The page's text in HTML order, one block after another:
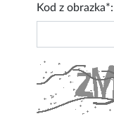
Kod z obrazka*: